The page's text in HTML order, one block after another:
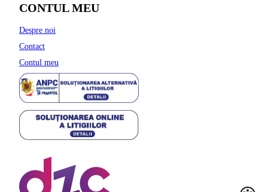
CONTUL MEU
Despre noi
Contact
Contul meu